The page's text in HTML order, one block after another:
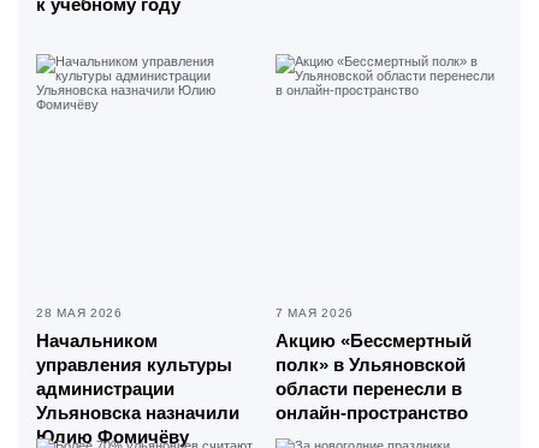
к учебному году
28 МАЯ 2026
Начальником
управления культуры
администрации
Ульяновска назначили
Юлию Фомичёву
7 МАЯ 2026
Акцию «Бессмертный
полк» в Ульяновской
области перенесли в
онлайн-пространство